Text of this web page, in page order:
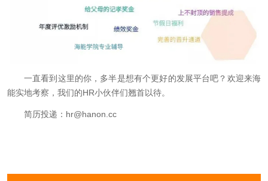
一直看到这里的你，多半是想有个更好的发展平台吧？欢迎来海
能实地考察，我们的HR小伙伴们翘首以待。
简历投递： hr@hanon.cc